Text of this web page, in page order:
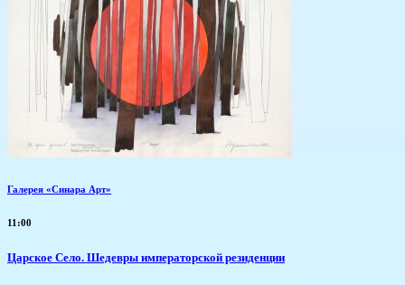
Галерея «Синара Арт»
11:00
Царское Село. Шедевры императорской резиденции